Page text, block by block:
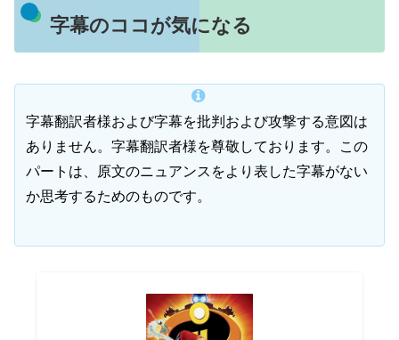
字幕のココが気になる
字幕翻訳者様および字幕を批判および攻撃する意図は
ありません。字幕翻訳者様を尊敬しております。この
パートは、原文のニュアンスをより表した字幕がない
か思考するためのものです。